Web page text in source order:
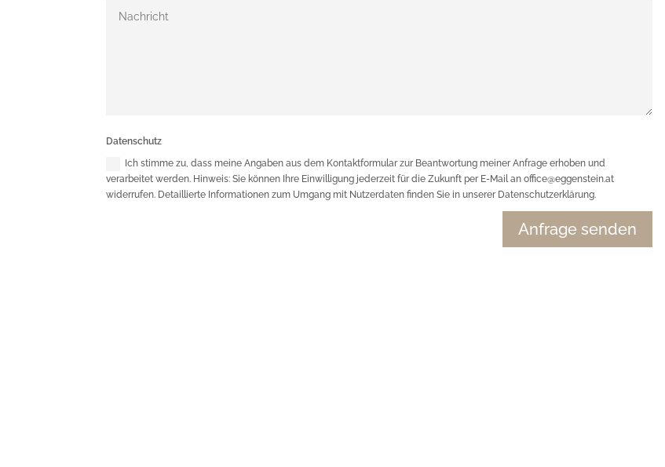
Datenschutz
Ich stimme zu, dass meine Angaben aus dem Kontaktformular zur Beantwortung meiner Anfrage erhoben und
verarbeitet werden. Hinweis: Sie können Ihre Einwilligung jederzeit für die Zukunft per E-Mail an office@eggenstein.at
widerrufen. Detaillierte Informationen zum Umgang mit Nutzerdaten finden Sie in unserer Datenschutzerklärung.
Anfrage senden